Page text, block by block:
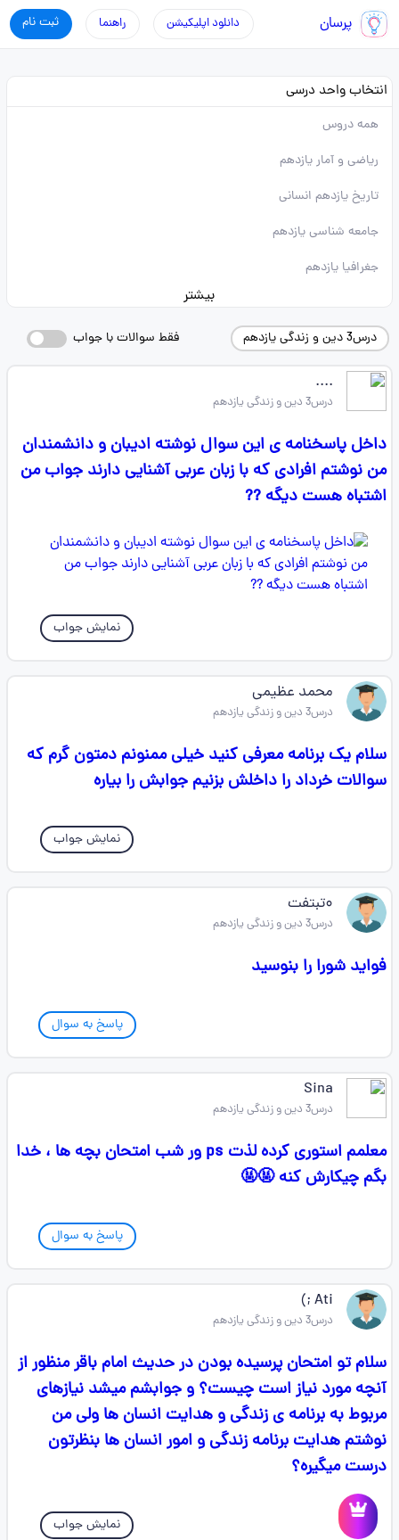
پرسان ثبت نام راهنما دانلود اپلیکیشن
انتخاب واحد درسی
همه دروس
ریاضی و آمار یازدهم
تاریخ یازدهم انسانی
جامعه شناسی یازدهم
جغرافیا یازدهم
بیشتر
درس3 دین و زندگی یازدهم فقط سوالات با جواب
....
درس3 دین و زندگی یازدهم
داخل پاسخنامه ی این سوال نوشته ادیبان و دانشمندان
من نوشتم افرادی که با زبان عربی آشنایی دارند جواب من
اشتباه هست دیگه ??
نمایش جواب
محمد عظیمی
درس3 دین و زندگی یازدهم
سلام یک برنامه معرفی کنید خیلی ممنونم دمتون گرم که
سوالات خرداد را داخلش بزنیم جوابش را بیاره
نمایش جواب
۰تبتفت
درس3 دین و زندگی یازدهم
فواید شورا را بنوسید
پاسخ به سوال
Sina
درس3 دین و زندگی یازدهم
معلمم استوری کرده لذت ps ور شب امتحان بچه ها ، خدا
بگم چیکارش کنه 🤬🤬
پاسخ به سوال
Ati ;)
درس3 دین و زندگی یازدهم
سلام تو امتحان پرسیده بودن در حدیث امام باقر منظور از
آنچه مورد نیاز است چیست؟ و جوابشم میشد نیازهای
مربوط به برنامه ی زندگی و هدایت انسان ها ولی من
نوشتم هدایت برنامه زندگی و امور انسان ها بنظرتون
درست میگیره؟
نمایش جواب